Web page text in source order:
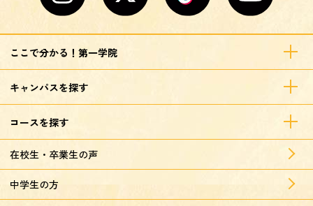
ここで分かる！第一学院
キャンパスを探す
コースを探す
在校生・卒業生の声
中学生の方